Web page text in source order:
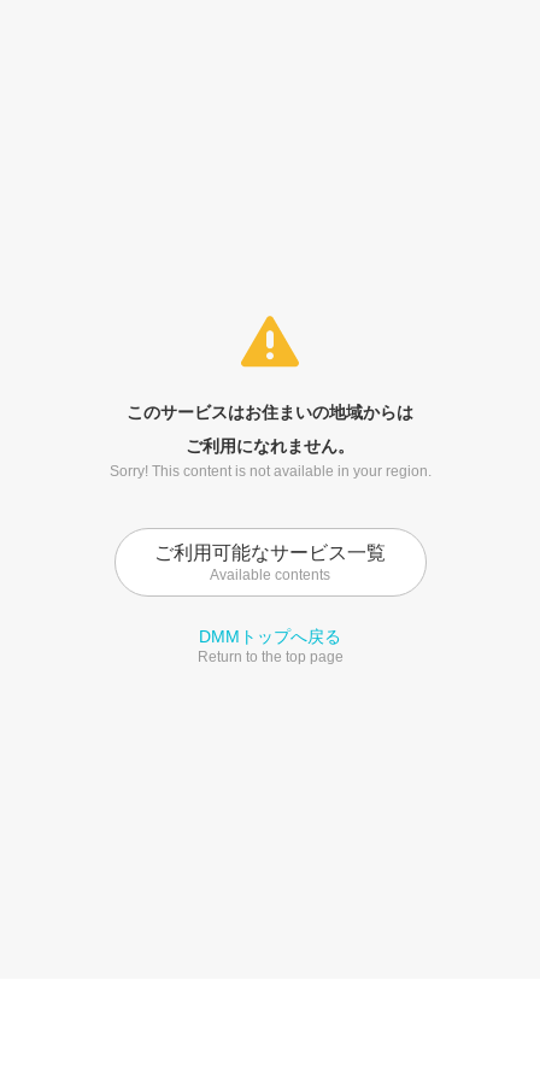
このサービスはお住まいの地域からは
ご利用になれません。
Sorry! This content is not available in your region.
ご利用可能なサービス一覧
Available contents
DMMトップへ戻る
Return to the top page